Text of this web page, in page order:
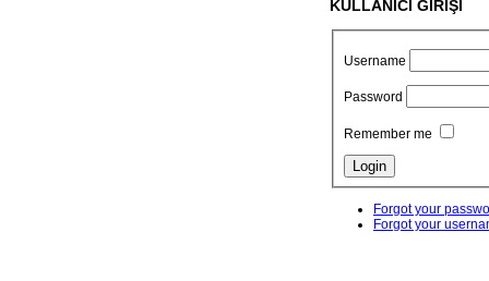
KULLANICI GİRİŞİ
Username
Password
Remember me
Forgot your
Forgot your